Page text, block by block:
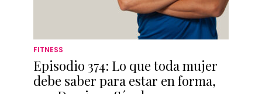
FITNESS
Episodio 374: Lo que toda mujer
debe saber para estar en forma,